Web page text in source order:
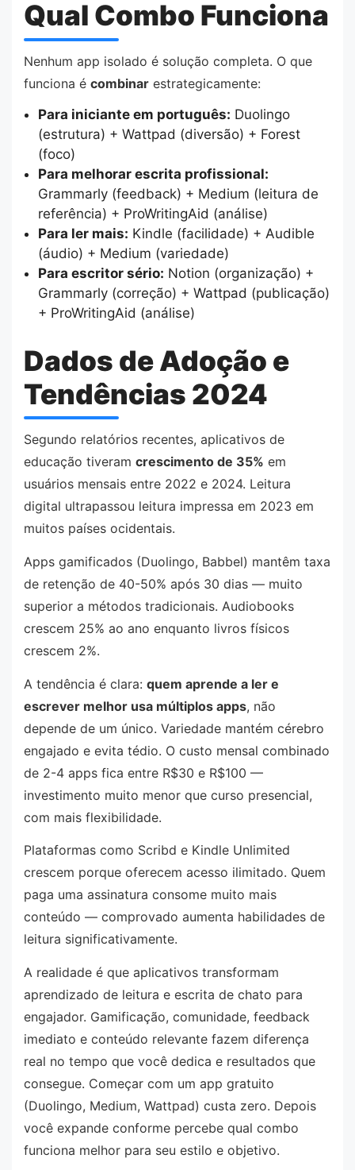
Qual Combo Funciona
Nenhum app isolado é solução completa. O que
funciona é combinar estrategicamente:
Para iniciante em português: Duolingo
(estrutura) + Wattpad (diversão) + Forest
(foco)
Para melhorar escrita profissional:
Grammarly (feedback) + Medium (leitura de
referência) + ProWritingAid (análise)
Para ler mais: Kindle (facilidade) + Audible
(áudio) + Medium (variedade)
Para escritor sério: Notion (organização) +
Grammarly (correção) + Wattpad (publicação)
+ ProWritingAid (análise)
Dados de Adoção e
Tendências 2024
Segundo relatórios recentes, aplicativos de
educação tiveram crescimento de 35% em
usuários mensais entre 2022 e 2024. Leitura
digital ultrapassou leitura impressa em 2023 em
muitos países ocidentais.
Apps gamificados (Duolingo, Babbel) mantêm taxa
de retenção de 40-50% após 30 dias — muito
superior a métodos tradicionais. Audiobooks
crescem 25% ao ano enquanto livros físicos
crescem 2%.
A tendência é clara: quem aprende a ler e
escrever melhor usa múltiplos apps, não
depende de um único. Variedade mantém cérebro
engajado e evita tédio. O custo mensal combinado
de 2-4 apps fica entre R$30 e R$100 —
investimento muito menor que curso presencial,
com mais flexibilidade.
Plataformas como Scribd e Kindle Unlimited
crescem porque oferecem acesso ilimitado. Quem
paga uma assinatura consome muito mais
conteúdo — comprovado aumenta habilidades de
leitura significativamente.
A realidade é que aplicativos transformam
aprendizado de leitura e escrita de chato para
engajador. Gamificação, comunidade, feedback
imediato e conteúdo relevante fazem diferença
real no tempo que você dedica e resultados que
consegue. Começar com um app gratuito
(Duolingo, Medium, Wattpad) custa zero. Depois
você expande conforme percebe qual combo
funciona melhor para seu estilo e objetivo.